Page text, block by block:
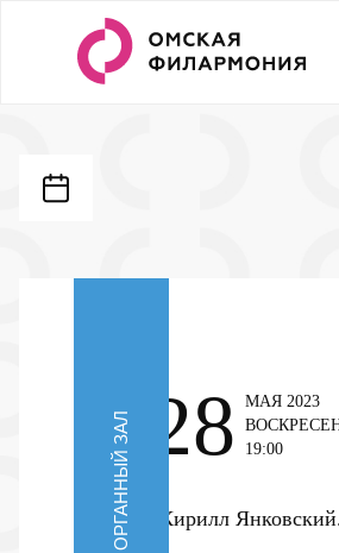
ОРГАННЫЙ ЗАЛ Кирилл
28
МАЯ 2023
19:00